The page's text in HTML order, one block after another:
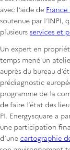
avec l’aide de France
soutenue par l’INPI,
plusieurs services et
Un expert en
temps mené un
auprès du bureau
prédiagnostic
programme de la
de faire l’état des
PI. Energysquare a
une participation
d’une cartographie